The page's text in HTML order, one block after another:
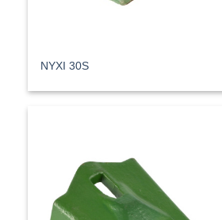
ΝΥΧΙ 30S